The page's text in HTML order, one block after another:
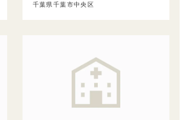
千葉県千葉市中央区